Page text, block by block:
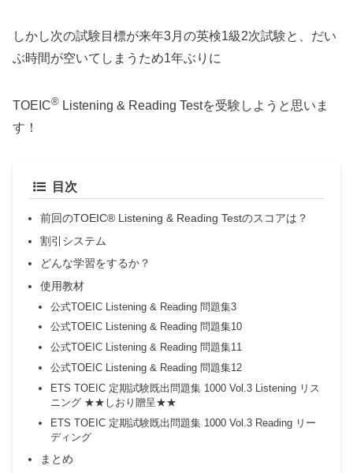
しかし次の試験目標が来年3月の英検1級2次試験と、だい
ぶ時間が空いてしまうため1年ぶりに
TOEIC® Listening & Reading Testを受験しようと思いま
す！
目次
前回のTOEIC® Listening & Reading Testのスコアは？
割引システム
どんな学習をするか？
使用教材
公式TOEIC Listening & Reading 問題集3
公式TOEIC Listening & Reading 問題集10
公式TOEIC Listening & Reading 問題集11
公式TOEIC Listening & Reading 問題集12
ETS TOEIC 定期試験既出問題集 1000 Vol.3 Listening リス
ニング ★★しおり贈呈★★
ETS TOEIC 定期試験既出問題集 1000 Vol.3 Reading リー
ディング
まとめ